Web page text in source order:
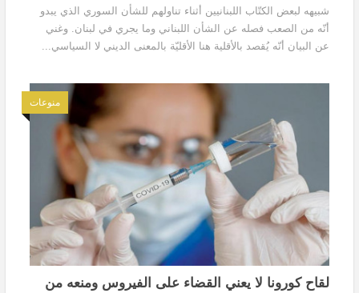
شبيهه لبعض الكتّاب اللبنانيين أثناء تناولهم للشأن السوري الذي يبدو
أنّه من الصعب فصله عن الشأن اللبناني وما يجري في لبنان. وغني
عن البيان أنّه يُقصد بالأقلية هنا الأقليّة بالمعنى الديني لا السياسي...
منوعات
لقاح كورونا لا يعني القضاء على الفيروس ومنعه من